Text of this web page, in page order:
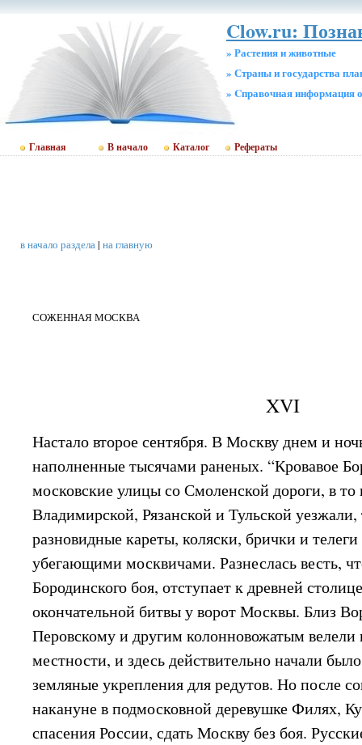
Clow.ru:
» Растения и животные
» Страны и государства
» Cправочная информация
Главная В начало Каталог Рефераты
в начало раздела| на главную
СОЖЕННАЯ МОСКВА
XVI
Настало второе сентября. В Москву днем и
наполненные тысячами раненых. “Кровавое
московские улицы со Смоленской дороги, в то
Владимирской, Рязанской и Тульской уезжали,
разновидные кареты, коляски, брички и
убегающими москвичами. Разнеслась весть,
Бородинского боя, отступает к древней
окончательной битвы у ворот Москвы. Близ
Перовскому и другим колонновожатым велели
местности, и здесь действительно начали
земляные укрепления для редутов. Но после
накануне в подмосковной деревушке Филях,
спасения России, сдать Москву без боя.